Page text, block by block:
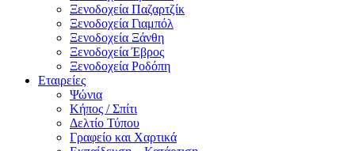
Ξενοδοχεία Παζαρτζίκ
Ξενοδοχεία Γιαμπόλ
Ξενοδοχεία Ξάνθη
Ξενοδοχεία Έβρος
Ξενοδοχεία Ροδόπη
Εταιρείες
Ψώνια
Κήπος / Σπίτι
Δελτίο Τύπου
Γραφείο και Χαρτικά